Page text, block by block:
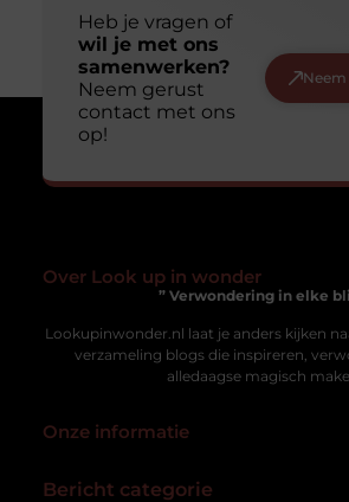
Heb je vragen of
wil je met ons
samenwerken?
Neem gerust
contact met ons
op!
Over Look up in wonder
” Verwondering in elke
Lookupinwonder.nl laat je anders kijken
verzameling blogs die inspireren,
alledaagse magisch
Onze informatie
Bericht categorie